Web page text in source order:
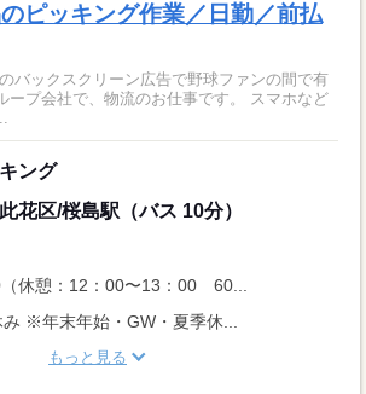
ピッキング作業／日勤／前払
バックスクリーン広告で野球ファンの間で有
ープ会社で、物流のお仕事です。 スマホなど
ング
花区/桜島駅（バス 10分）
休憩：12：00〜13：00 60...
※年末年始・GW・夏季休...
もっと見る